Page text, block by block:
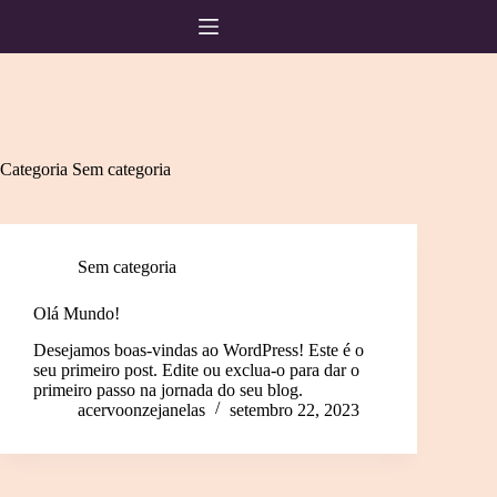
Categoria Sem categoria
Sem categoria
Olá Mundo!
Desejamos boas-vindas ao WordPress! Este é o
seu primeiro post. Edite ou exclua-o para dar o
primeiro passo na jornada do seu blog.
acervoonzejanelas
setembro 22, 2023